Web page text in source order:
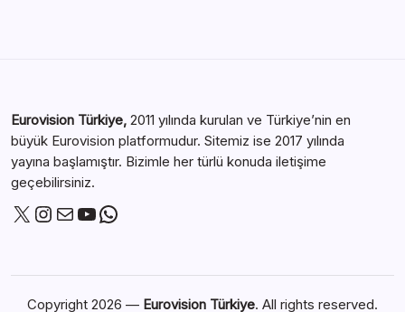
Eurovision Türkiye, 2011 yılında kurulan ve Türkiye’nin en
büyük Eurovision platformudur. Sitemiz ise 2017 yılında
yayına başlamıştır. Bizimle her türlü konuda iletişime
geçebilirsiniz.
Copyright 2026 — Eurovision Türkiye. All rights reserved.